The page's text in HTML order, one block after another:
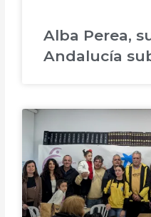
Alba Perea,
Andalucía